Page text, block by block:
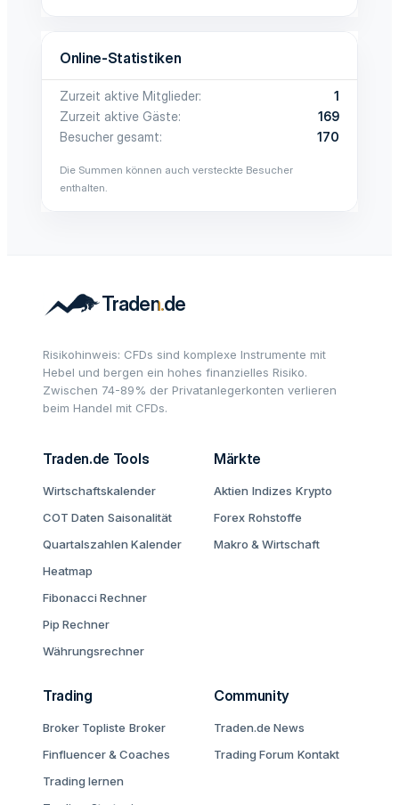
Online-Statistiken
Zurzeit aktive Mitglieder
1
Zurzeit aktive Gäste
169
Besucher gesamt
170
Die Summen können auch versteckte Besucher
enthalten.
Risikohinweis: CFDs sind komplexe Instrumente mit
Hebel und bergen ein hohes finanzielles Risiko.
Zwischen 74-89% der Privatanlegerkonten verlieren
beim Handel mit CFDs.
Traden.de Tools
Wirtschaftskalender
COT Daten Saisonalität
Quartalszahlen Kalender
Heatmap
Fibonacci Rechner
Pip Rechner
Währungsrechner
Märkte
Aktien Indizes Krypto
Forex Rohstoffe
Makro & Wirtschaft
Trading
Broker Topliste Broker
Finfluencer & Coaches
Trading lernen
Community
Traden.de News
Trading Forum Kontakt